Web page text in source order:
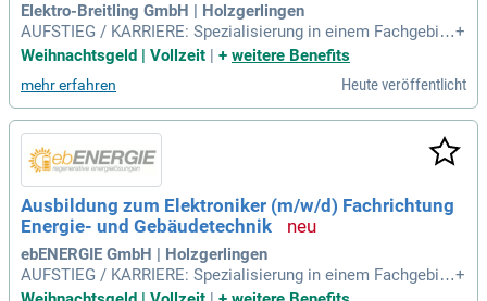
Elektro-Breitling GmbH | Holzgerlingen
AUFSTIEG / KARRIERE: Spezialisierung in einem Fachgebie
t; Bauleitende*r Obermonteur*in; Technische*r Fachwirt*in;
Meister*in / Bachelor Professional; Betriebswirt*in HWK / M
aster Professional.
+
Weihnachtsgeld | Vollzeit | + weitere Benefits
mehr erfahren Heute veröffentlicht
Ausbildung zum Elektroniker (m/w/d) Fachrichtung
Energie- und Gebäudetechnik
ebENERGIE GmbH | Holzgerlingen
AUFSTIEG / KARRIERE: Spezialisierung in einem Fachgebie
t; Bauleitende*r Obermonteur*in; Technische*r Fachwirt*in;
+